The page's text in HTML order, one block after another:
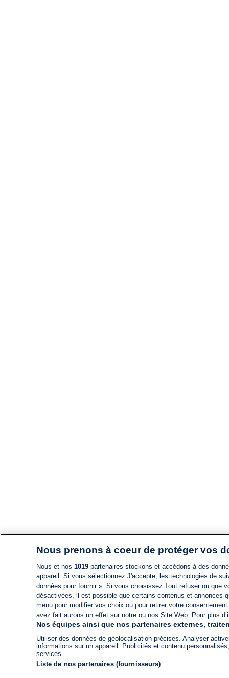
Nous prenons à coeur de protéger vos
Nous et nos 1019partenaires stockons et accédons à des
appareil. Si vous sélectionnez J'accepte, les technologies de
données pour fournir ». Si vous choisissez Tout refuser ou
désactivées, il est possible que certains contenus et annonces
menu pour modifier vos choix ou pour retirer votre
avez fait aurons un effet sur notre ou nos Site Web. Pour plus
Nos équipes ainsi que nos partenaires externes,
Utiliser des données de géolocalisation précises. Analyser
informations sur un appareil. Publicités et contenu
services.
Liste de nos partenaires (fournisseurs)